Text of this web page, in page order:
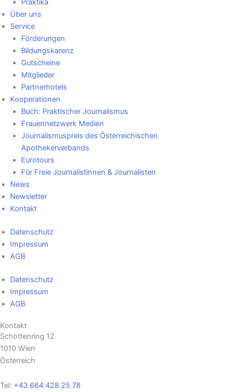
Praktika
Über uns
Service
Förderungen
Bildungskarenz
Gutscheine
Mitglieder
Partnerhotels
Kooperationen
Buch: Praktischer Journalismus
Frauennetzwerk Medien
Journalismuspreis des Österreichischen
Apothekerverbands
Eurotours
Für Freie Journalistinnen & Journalisten
News
Newsletter
Kontakt
Datenschutz
Impressum
AGB
Datenschutz
Impressum
AGB
Kontakt
Schottenring 12
1010 Wien
Österreich
Tel: +43 664 428 25 78